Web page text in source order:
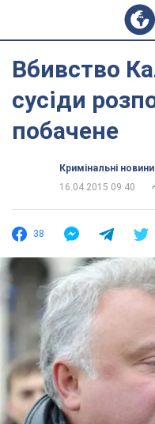
Вбивство
сусіди
побачене
Кримінальні новини
16.04.2015 09:40
38